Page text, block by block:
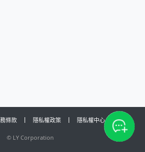
條款 隱私權政策 隱私權中心
© LY Corporation